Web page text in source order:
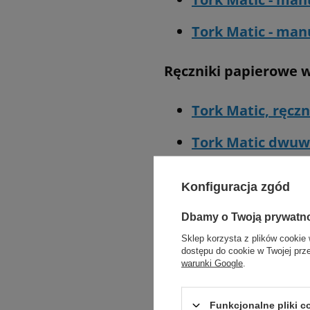
Tork Matic -
Ręczniki papierowe
Tork Matic,
Tork Matic
Dozownik
regulacji
Odpowiedni rozmiar
Konfiguracja zgód
Dbamy o Twoją
Sklep korzysta z plików cookie
dostępu do cookie w Twojej
warunki Google
Funkcjonalne pliki